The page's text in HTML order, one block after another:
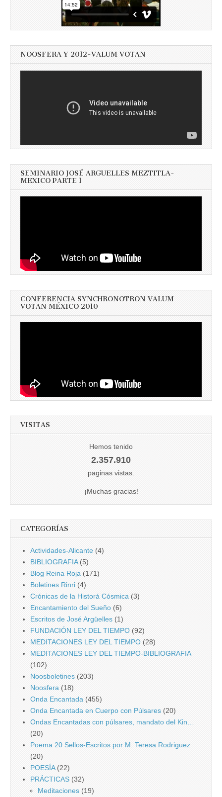
NOOSFERA Y 2012-VALUM VOTAN
SEMINARIO JOSÉ ARGUELLES MEZTITLA-
MEXICO PARTE 1
CONFERENCIA SYNCHRONOTRON VALUM
VOTAN MÉXICO 2010
VISITAS
Hemos tenido
2.357.910
paginas vistas.
¡Muchas gracias!
CATEGORÍAS
Actividades-Alicante (4)
BIBLIOGRAFIA(5)
Blog Reina Roja (171)
Boletines Rinri (4)
Crónicas de la Historá Cósmica (3)
Encantamiento del Sueño (6)
Escritos de José Argüelles (1)
FUNDACIÓN LEY DEL TIEMPO (92)
MEDITACIONES LEY DEL TIEMPO (28)
MEDITACIONES LEY DEL TIEMPO-BIBLIOGRAFIA
(102)
Noosboletines (203)
Noosfera (18)
Onda Encantada (455)
Onda Encantada en Cuerpo con Púlsares (20)
Ondas Encantadas con púlsares, mandato del Kin…
(20)
Poema 20 Sellos-Escritos por M. Teresa Rodriguez
(20)
POESÍA(22)
PRÁCTICAS (32)
Meditaciones (19)